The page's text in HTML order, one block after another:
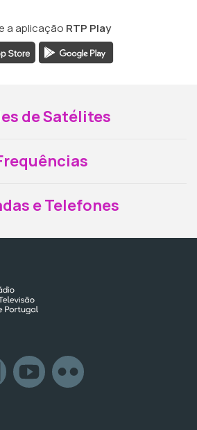
a aplicação RTP Play
de Satélites
e Telefones